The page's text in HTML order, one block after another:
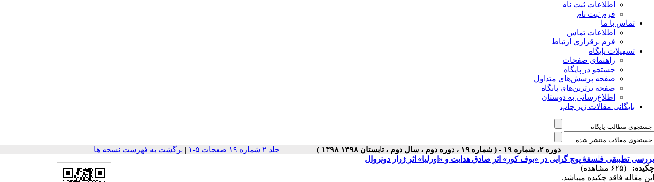
اطلاعات ثبت نام
فرم ثبت نام
تماس با ما
اطلاعات تماس
فرم برقراری ارتباط
تسهیلات پایگاه
راهنمای صفحات
جستجو در پایگاه
صفحه پرسش‌های متداول
صفحه برترین‌های پایگاه
اطلاع‌رسانی به دوستان
بایگانی مقالات زیر چاپ
دوره ۲، شماره ۱۹ - ( شماره ۱۹ ، دوره دوم ، سال دوم ، تابستان ۱۳۹۸ ۱۳۹۸ ) جلد ۲ شماره ۱۹ صفحات ۵-۱ | برگشت به فهرست نسخه ها
بررسی تطبیقی فلسفۀ پوچ گرایی در «بوف کورِ» اثرِ صادق هدایت و «اورلیا» اثرِ ژرار دونروال
چکیده:
(۶۲۵ مشاهده)
این مقاله فاقد چکیده می​باشد.